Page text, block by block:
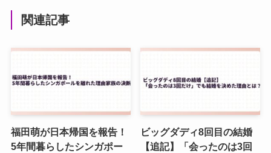
関連記事
福田萌が日本帰国を報告！
5年間暮らしたシンガポー
ビッグダディ8回目の結婚
【追記】「会ったのは3回